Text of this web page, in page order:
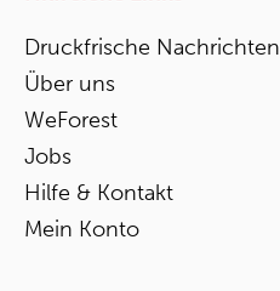
Druckfrische Nachrichten
Über uns
WeForest
Jobs
Hilfe & Kontakt
Mein Konto